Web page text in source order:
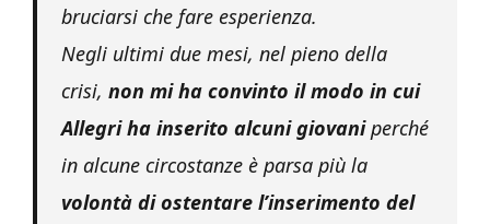
bruciarsi che fare esperienza.
Negli ultimi due mesi, nel pieno della
crisi, non mi ha convinto il modo in cui
Allegri ha inserito alcuni giovaniperché
in alcune circostanze è parsa più la
volontà di ostentare l’inserimento del